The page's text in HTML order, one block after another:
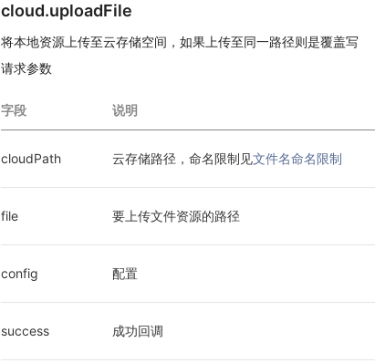
cloud.uploadFile
将本地资源上传至云存储空间，如果上传至同一路径则是覆盖写
请求参数
字段 说明
cloudPath 云存储路径，命名限制见文件名命名限制
file 要上传文件资源的路径
config 配置
success 成功回调